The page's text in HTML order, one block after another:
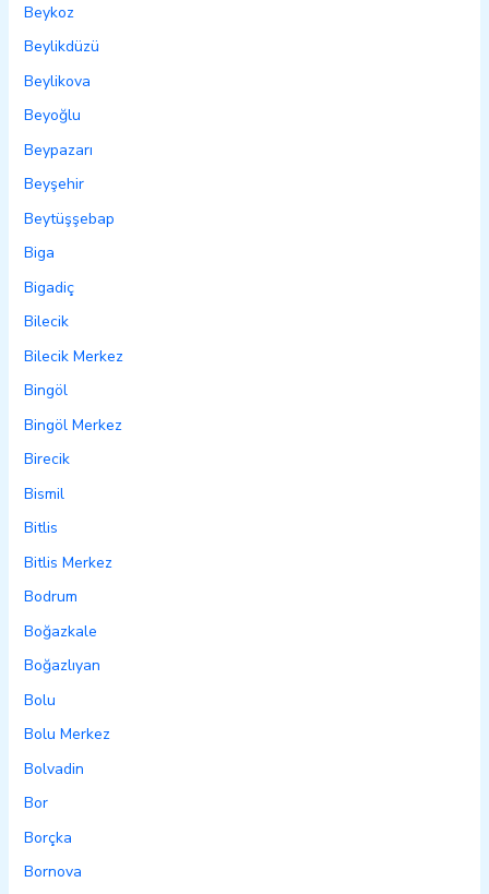
Beykoz
Beylikdüzü
Beylikova
Beyoğlu
Beypazarı
Beyşehir
Beytüşşebap
Biga
Bigadiç
Bilecik
Bilecik Merkez
Bingöl
Bingöl Merkez
Birecik
Bismil
Bitlis
Bitlis Merkez
Bodrum
Boğazkale
Boğazlıyan
Bolu
Bolu Merkez
Bolvadin
Bor
Borçka
Bornova